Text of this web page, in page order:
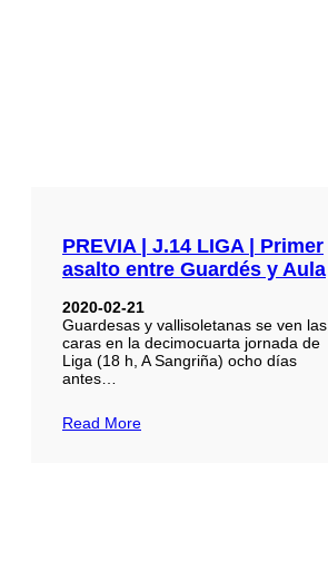
PREVIA | J.14 LIGA | Primer
asalto entre Guardés y Aula
2020-02-21
Guardesas y vallisoletanas se ven las
caras en la decimocuarta jornada de
Liga (18 h, A Sangriña) ocho días
antes…
Read More